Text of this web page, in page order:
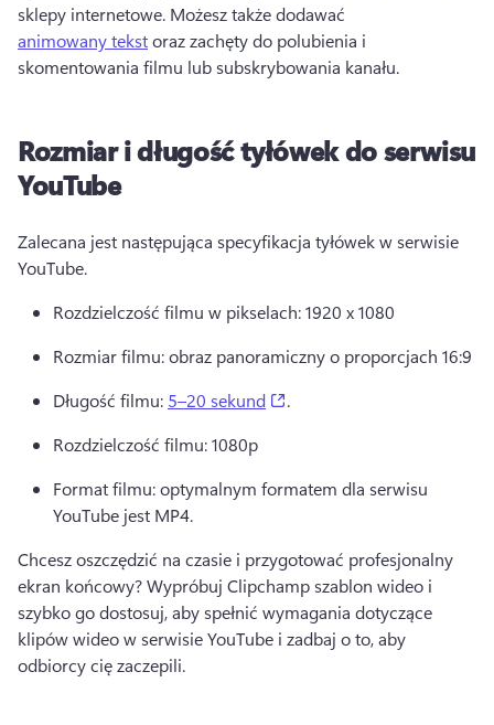
sklepy internetowe. Możesz także dodawać
animowany tekst oraz zachęty do polubienia i
skomentowania filmu lub subskrybowania kanału.
Rozmiar i długość tyłówek do serwisu
YouTube
Zalecana jest następująca specyfikacja tyłówek w serwisie
YouTube.
Rozdzielczość filmu w pikselach: 1920 x 1080
Rozmiar filmu: obraz panoramiczny o proporcjach 16:9
Długość filmu: 5–20 sekund
.
Rozdzielczość filmu: 1080p
Format filmu: optymalnym formatem dla serwisu
YouTube jest MP4.
Chcesz oszczędzić na czasie i przygotować profesjonalny
ekran końcowy? Wypróbuj Clipchamp szablon wideo i
szybko go dostosuj, aby spełnić wymagania dotyczące
klipów wideo w serwisie YouTube i zadbaj o to, aby
odbiorcy cię zaczepili.